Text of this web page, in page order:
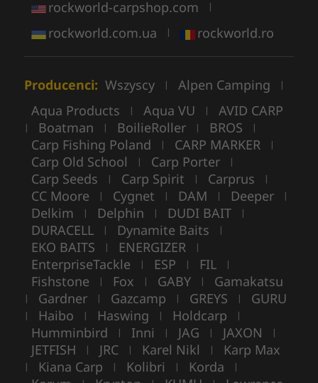
rockworld-carpshop.com |
rockworld.com.ua | rockworld.ro
Producenci: Wszyscy | Alpen Camping |
Aqua Products | Aqua VU | AVID CARP
| Boatman | BoilieRoller | BROS |
Carp Fishing Poland | CARP MARKER |
Carp Old School | Carp Porter |
Carp Seeds | Carp Spirit | Carprus |
CC Moore | Cygnet | DAM | Deeper |
Delkim | Delphin | DUDI BAIT |
DURACELL | Dynamite Baits |
EKO BAITS | ENERGIZER |
EnterpriseTackle | ESP | FIL |
Fishstone | Fox | GABY | Gamakatsu
| Gardner | Gazcamp | GREYS | GURU
| Haibo | Haswing | Holdcarp |
Humminbird | Inni | JAG | JAXON |
JETFISH | JRC | Karel Nikl | Karp Max
| Kiana Carp | Kolibri | Korda |